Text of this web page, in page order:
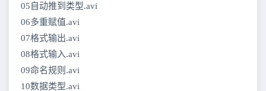
05自动推到类型.avi
06多重赋值.avi
07格式输出.avi
08格式输入.avi
09命名规则.avi
10数据类型.avi